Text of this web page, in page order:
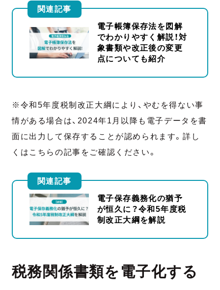
関連記事
電子帳簿保存法を図解
でわかりやすく解説！対
象書類や改正後の変更
点についても紹介
※令和5年度税制改正大綱により、やむを得ない事
情がある場合は、2024年1月以降も電子データを書
面に出力して保存することが認められます。詳し
くはこちらの記事をご確認ください。
関連記事
電子保存義務化の猶予
が恒久に？令和5年度税
制改正大綱を解説
税務関係書類を電子化する